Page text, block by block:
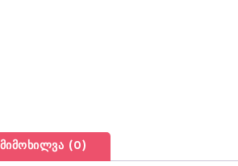
მიმოხილვა (0)